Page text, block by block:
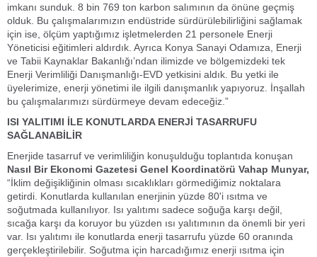
imkanı sunduk. 8 bin 769 ton karbon salımının da önüne geçmiş
olduk. Bu çalışmalarımızın endüstride sürdürülebilirliğini sağlamak
için ise, ölçüm yaptığımız işletmelerden 21 personele Enerji
Yöneticisi eğitimleri aldırdık. Ayrıca Konya Sanayi Odamıza, Enerji
ve Tabii Kaynaklar Bakanlığı’ndan ilimizde ve bölgemizdeki tek
Enerji Verimliliği Danışmanlığı-EVD yetkisini aldık. Bu yetki ile
üyelerimize, enerji yönetimi ile ilgili danışmanlık yapıyoruz. İnşallah
bu çalışmalarımızı sürdürmeye devam edeceğiz.”
ISI YALITIMI İLE KONUTLARDA ENERJİ TASARRUFU
SAĞLANABİLİR
Enerjide tasarruf ve verimliliğin konuşulduğu toplantıda konuşan
Nasıl Bir Ekonomi Gazetesi Genel Koordinatörü Vahap Munyar,
“İklim değişikliğinin olması sıcaklıkları görmediğimiz noktalara
getirdi. Konutlarda kullanılan enerjinin yüzde 80'i ısıtma ve
soğutmada kullanılıyor. Isı yalıtımı sadece soğuğa karşı değil,
sıcağa karşı da koruyor bu yüzden ısı yalıtımının da önemli bir yeri
var. Isı yalıtımı ile konutlarda enerji tasarrufu yüzde 60 oranında
gerçekleştirilebilir. Soğutma için harcadığımız enerji ısıtma için